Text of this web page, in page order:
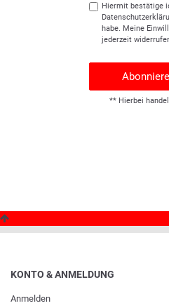
Hiermit bestätige
habe. Meine
jederzeit
** Hierbei
KONTO & ANMELDUNG
Anmelden